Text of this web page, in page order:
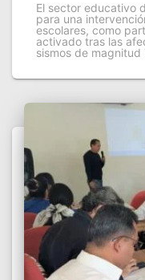
El sector educativo
para una
escolares, como
activado tras las
sismos de magnitud